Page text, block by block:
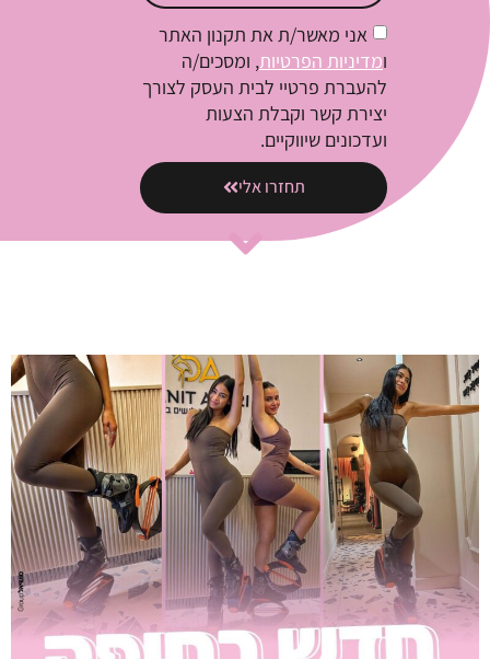
אני מאשר/ת את תקנון האתר
ומדיניות הפרטיות, ומסכים/ה
להעברת פרטיי לבית העסק לצורך
יצירת קשר וקבלת הצעות
ועדכונים שיווקיים.
תחזרו אלי